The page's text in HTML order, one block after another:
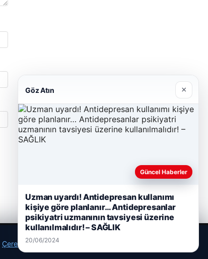
Çerez Politikamız
Göz Atın ×
Güncel Haberler
Uzman uyardı! Antidepresan kullanımı
kişiye göre planlanır… Antidepresanlar
psikiyatri uzmanının tavsiyesi üzerine
kullanılmalıdır! – SAĞLIK
20/06/2024